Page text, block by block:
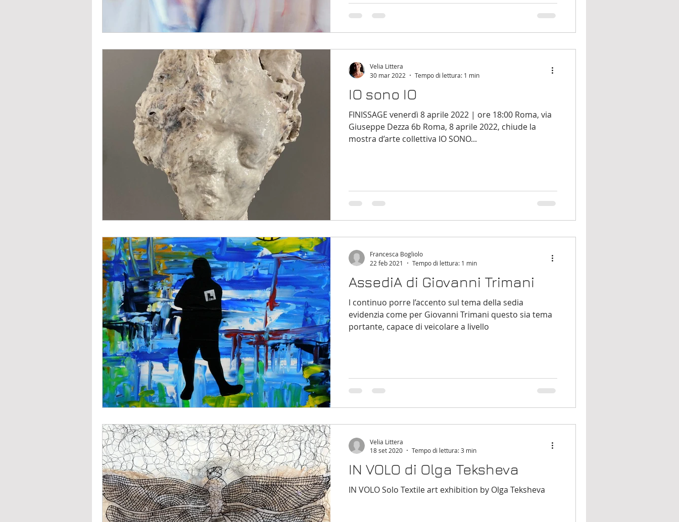
IO sono IO
FINISSAGE venerdì 8 aprile 2022 | ore 18:00 Roma, via
Giuseppe Dezza 6b Roma, 8 aprile 2022, chiude la
mostra d’arte collettiva IO SONO...
Velia Littera
30 mar 2022
Tempo di lettura: 1 min
AssediA di Giovanni Trimani
l continuo porre l’accento sul tema della sedia
evidenzia come per Giovanni Trimani questo sia tema
portante, capace di veicolare a livello
Francesca Bogliolo
22 feb 2021
Tempo di lettura: 1 min
IN VOLO di Olga Teksheva
IN VOLO Solo Textile art exhibition by Olga Teksheva
Velia Littera
18 set 2020
Tempo di lettura: 3 min